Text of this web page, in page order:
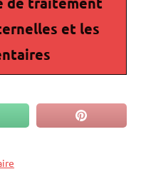
et les